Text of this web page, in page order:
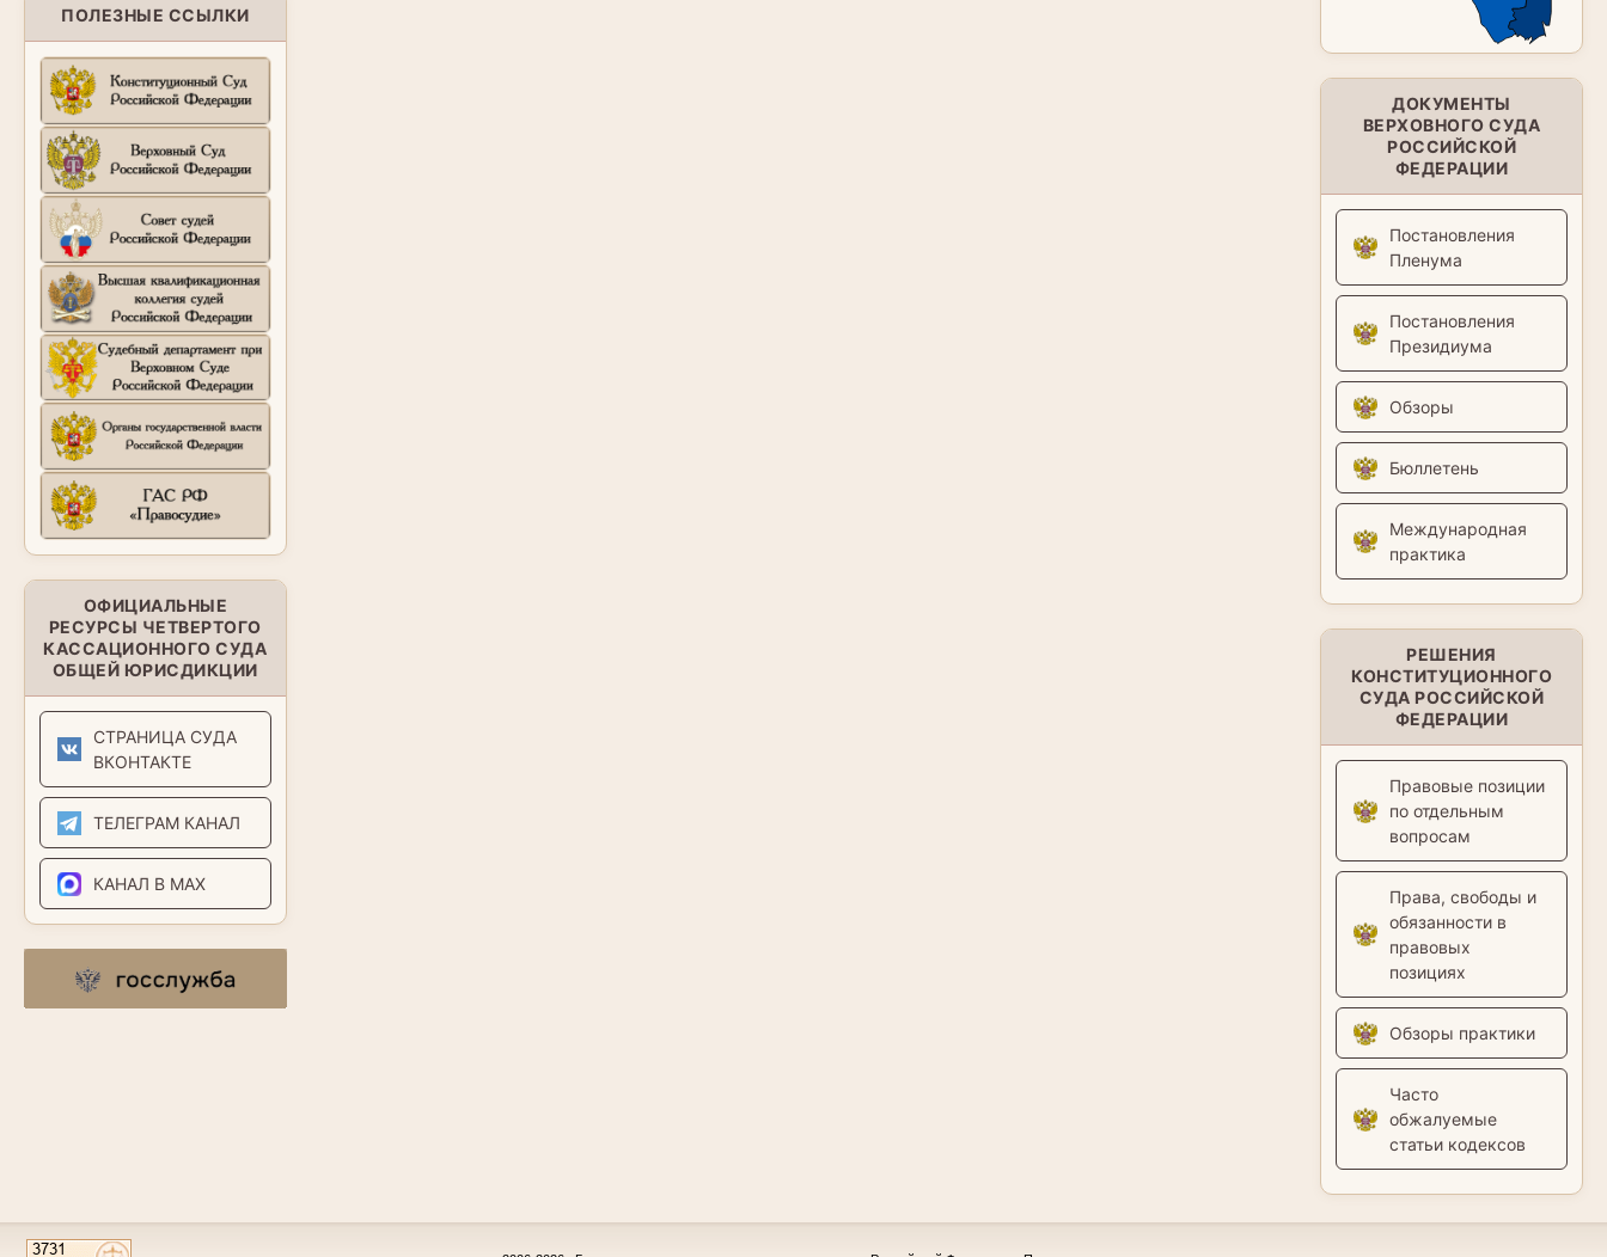
ПОЛЕЗНЫЕ ССЫЛКИ
ОФИЦИАЛЬНЫЕ
РЕСУРСЫ ЧЕТВЕРТОГО
КАССАЦИОННОГО СУДА
ОБЩЕЙ ЮРИСДИКЦИИ
СТРАНИЦА СУДА
ВКОНТАКТЕ
ТЕЛЕГРАМ КАНАЛ
КАНАЛ В MAX
ДОКУМЕНТЫ
ВЕРХОВНОГО СУДА
РОССИЙСКОЙ
ФЕДЕРАЦИИ
Постановления
Пленума
Постановления
Президиума
Обзоры
Бюллетень
Международная
практика
РЕШЕНИЯ
КОНСТИТУЦИОННОГО
СУДА РОССИЙСКОЙ
ФЕДЕРАЦИИ
Правовые позиции
по отдельным
вопросам
Права, свободы и
обязанности в
правовых
позициях
Обзоры практики
Часто
обжалуемые
статьи кодексов